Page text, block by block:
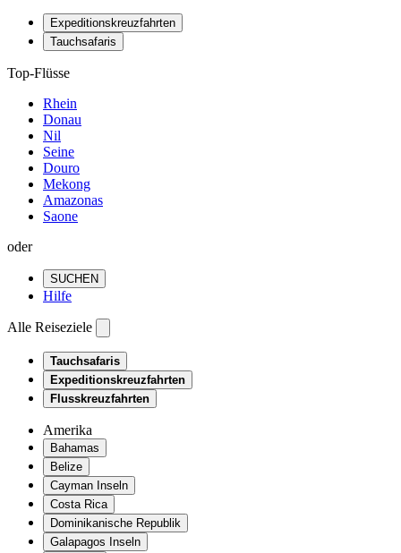
Expeditionskreuzfahrten
Tauchsafaris
Top-Flüsse
Rhein
Donau
Nil
Seine
Douro
Mekong
Amazonas
Saone
oder
SUCHEN
Hilfe
Alle Reiseziele
Tauchsafaris
Expeditionskreuzfahrten
Flusskreuzfahrten
Amerika
Bahamas
Belize
Cayman Inseln
Costa Rica
Dominikanische Republik
Galapagos Inseln